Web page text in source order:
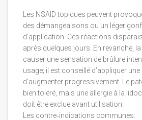
Les NSAID topiques peuvent
des démangeaisons ou un léger
d’application. Ces réactions
après quelques jours. En revanche,
causer une sensation de brûlure
usage; il est conseillé d’appliquer
d’augmenter progressivement. Le
bien toléré, mais une allergie à la
doit être exclue avant utilisation.
Les contre‑indications communes: